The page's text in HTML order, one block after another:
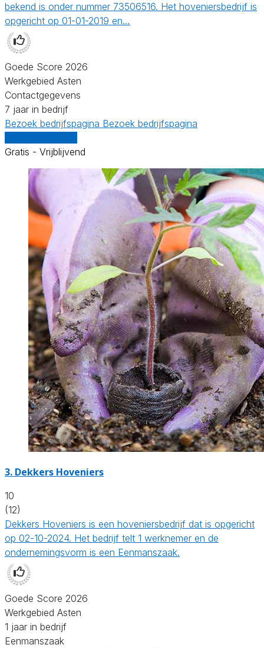
bekend is onder nummer 73506516. Het hoveniersbedrijf is
opgericht op 01-01-2019 en…
Goede Score 2026
Werkgebied Asten
Contactgegevens
7 jaar in bedrijf
Bezoek bedrijfspagina Bezoek bedrijfspagina
Gratis - Vrijblijvend
3. Dekkers Hoveniers
10
(12)
Dekkers Hoveniers is een hoveniersbedrijf dat is opgericht
op 02-10-2024. Het bedrijf telt 1 werknemer en de
ondernemingsvorm is een Eenmanszaak.
Goede Score 2026
Werkgebied Asten
1 jaar in bedrijf
Eenmanszaak